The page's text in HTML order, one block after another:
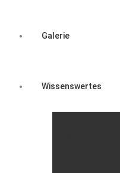
Galerie
Wissenswertes